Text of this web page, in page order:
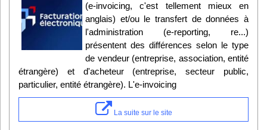
(e-invoicing, c'est tellement mieux en
anglais) et/ou le transfert de données à
l'administration (e-reporting, re...)
présentent des différences selon le type
de vendeur (entreprise, association, entité
étrangère) et d'acheteur (entreprise, secteur public,
particulier, entité étrangère). L'e-invoicing
La suite sur le site